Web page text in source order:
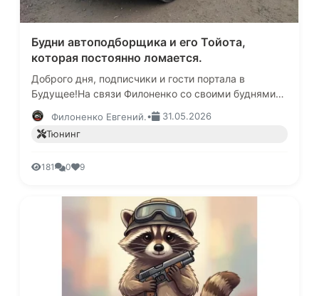
Будни автоподборщика и его Тойота,
которая постоянно ломается.
Доброго дня, подписчики и гости портала в
Будущее!На связи Филоненко со своими буднями
автоподборщика!Про мою работу можете почитать
в моем Телеграмм канале там…
Филоненко Евгений.•
31.05.2026
Тюнинг
181 0 9